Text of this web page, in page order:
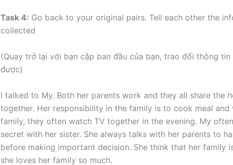
Task 4: Go back to your original pairs. Tell each other the
collected
(Quay trở lại với bạn cặp ban đầu của bạn, trao đổi thông tin
được)
I talked to My. Both her parents work and they all share the
together. Her responsibility in the family is to cook meal and
family, they often watch TV together in the evening. My
secret with her sister. She always talks with her parents to
before making important decision. She think that her family
she loves her family so much.